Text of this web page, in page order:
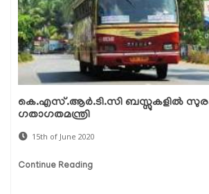
കെ.എസ്.ആര്‍.ടി.സി ബസ്സുകളില്‍
ഗതാഗതമന്ത്രി
15th of June 2020
Continue Reading